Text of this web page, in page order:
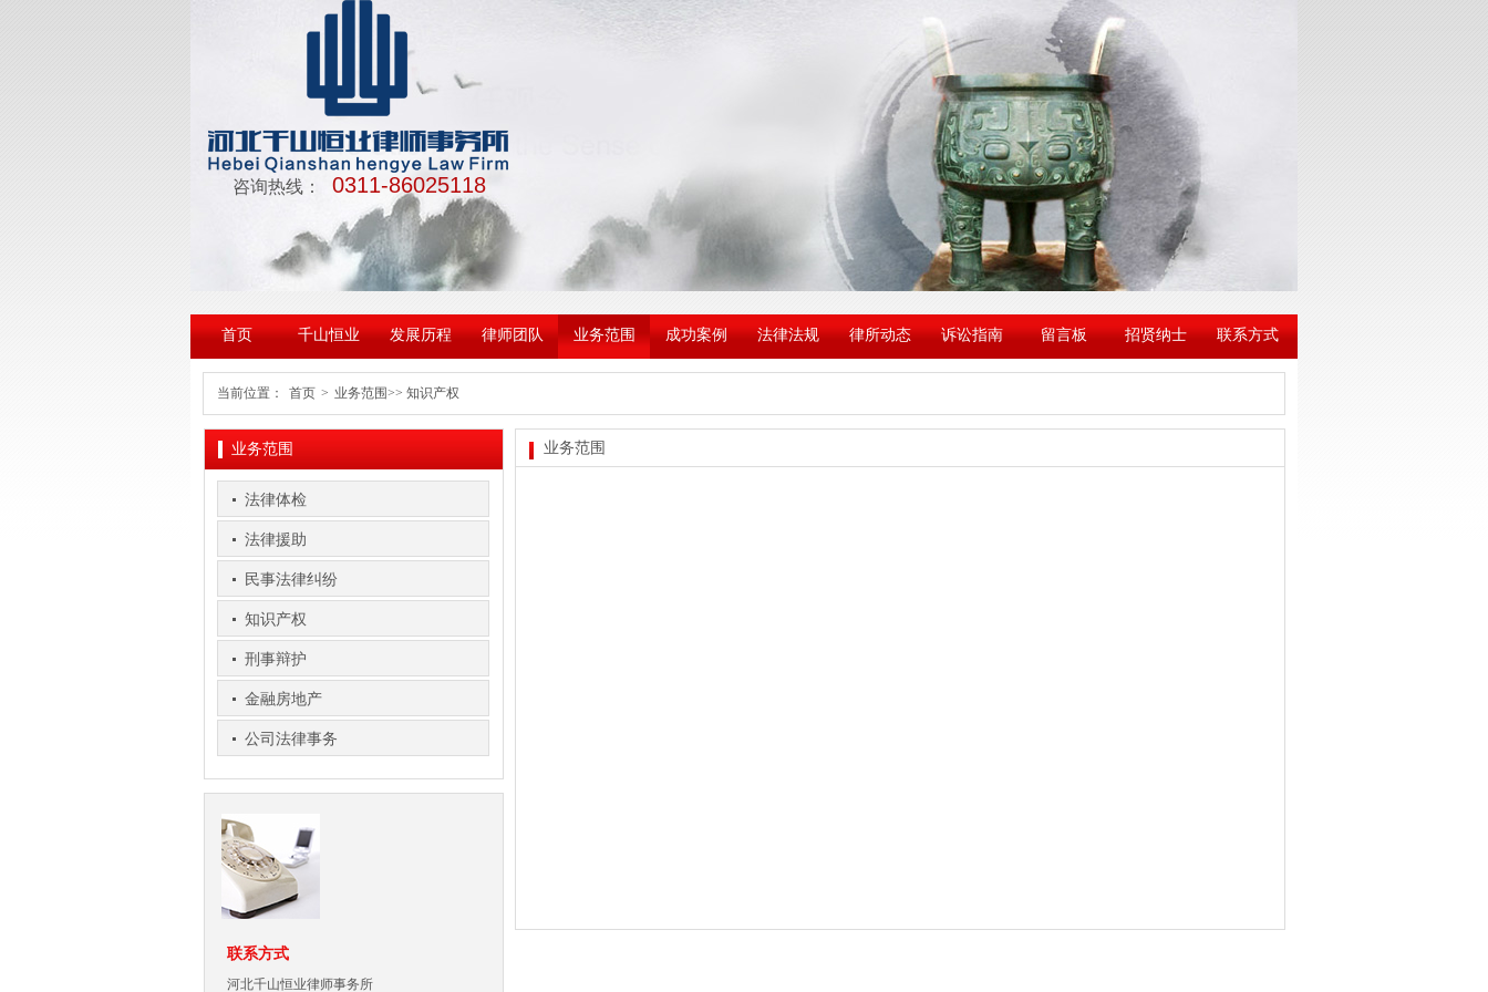
咨询热线： 0311-86025118
首页 千山恒业 发展历程 律师团队 业务范围 成功案例 法律法规 律所动态 诉讼指南 留言板 招贤纳士 联系方式
当前位置： 首页 > 业务范围>> 知识产权
业务范围
法律体检
法律援助
民事法律纠纷
知识产权
刑事辩护
金融房地产
公司法律事务
联系方式
河北千山恒业律师事务所
业务范围